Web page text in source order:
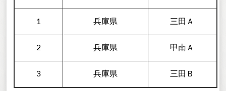
1 兵庫県 三田Ａ
2 兵庫県 甲南Ａ
3 兵庫県 三田Ｂ